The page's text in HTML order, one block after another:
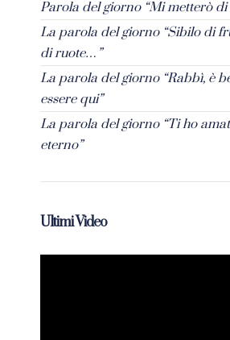
Parola del giorno “Mi metterò
La parola del giorno “Sibilo di
di ruote…”
La parola del giorno “Rabbì, è
essere qui”
La parola del giorno “Ti ho
eterno”
Ultimi Video